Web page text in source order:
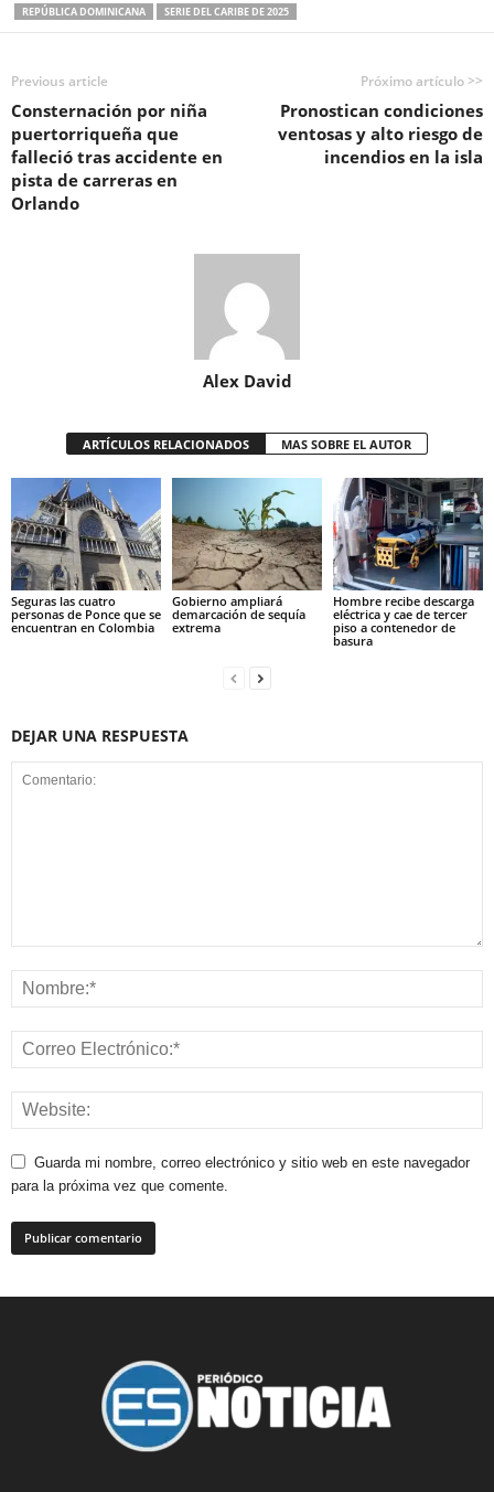
REPÚBLICA DOMINICANA
SERIE DEL CARIBE DE 2025
Previous article
Consternación por niña
puertorriqueña que
falleció tras accidente en
pista de carreras en
Orlando
Próximo artículo >>
Pronostican condiciones
ventosas y alto riesgo de
incendios en la isla
Alex David
ARTÍCULOS RELACIONADOS MAS SOBRE EL AUTOR
Seguras las cuatro
personas de Ponce que se
encuentran en Colombia
Gobierno ampliará
demarcación de sequía
extrema
Hombre recibe descarga
eléctrica y cae de tercer
piso a contenedor de
basura
DEJAR UNA RESPUESTA
Guarda mi nombre, correo electrónico y sitio web en este navegador
para la próxima vez que comente.